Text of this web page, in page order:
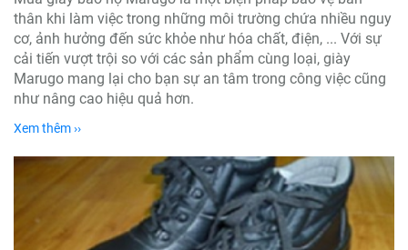
thân khi làm việc trong những môi trường chứa nhiều nguy
cơ, ảnh hưởng đến sức khỏe như hóa chất, điện, ... Với sự
cải tiến vượt trội so với các sản phẩm cùng loại, giày
Marugo mang lại cho bạn sự an tâm trong công việc cũng
như nâng cao hiệu quả hơn.
Xem thêm ››